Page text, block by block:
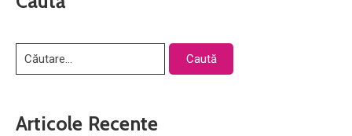
Articole Recente